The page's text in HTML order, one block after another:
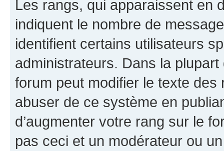
Les rangs, qui apparaissent en
indiquent le nombre de
identifient certains utilisateurs
administrateurs. Dans la
forum peut modifier le texte
abuser de ce système en
d’augmenter votre rang sur le
pas ceci et un modérateur ou